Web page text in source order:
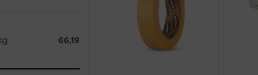
66,19